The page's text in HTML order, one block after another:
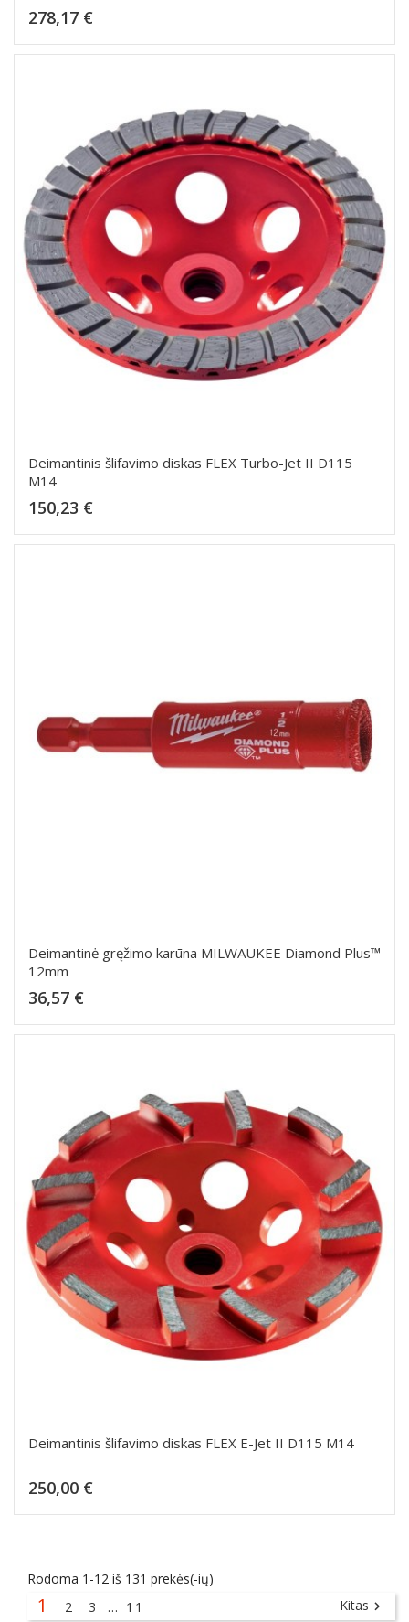
278,17 €
Deimantinis šlifavimo diskas FLEX Turbo-Jet II D115
M14
150,23 €
Deimantinė gręžimo karūna MILWAUKEE Diamond Plus™
12mm
36,57 €
Deimantinis šlifavimo diskas FLEX E-Jet II D115 M14
250,00 €
Rodoma 1-12 iš 131 prekės(-ių)
1 2 3 … 11 Kitas 